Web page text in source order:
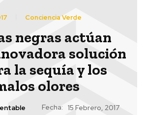
Conciencia Verde
negras actúan
solución
la sequía y los
olores
Fecha: 15 Febrero, 2017